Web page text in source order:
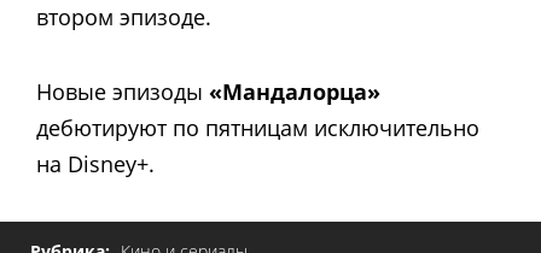
втором эпизоде.
Новые эпизоды «Мандалорца»
дебютируют по пятницам исключительно
на Disney+.